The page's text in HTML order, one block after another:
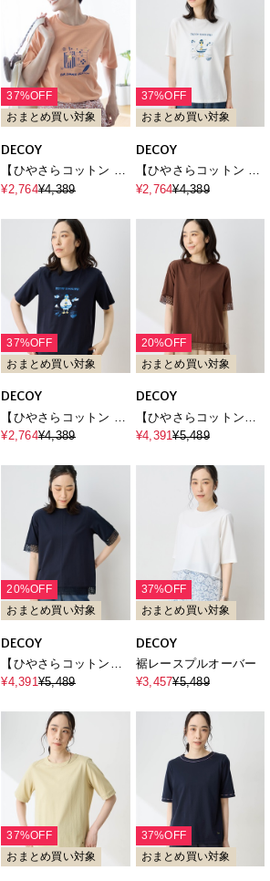
37%OFF
おまとめ買い対象
DECOY
【ひやさらコットン ト
ムさんコラボ】コイく
100％・接触冷感・UV
¥2,764¥4,389
37%OFF
おまとめ買い対象
DECOY
【ひやさらコットン ト
ムさんコラボ】コイく
100％・接触冷感・UV
カット】
¥2,764¥4,389
37%OFF
おまとめ買い対象
DECOY
【ひやさらコットン ト
ムさんコラボ】コイく
100％・接触冷感・UV
カット】
¥2,764¥4,389
20%OFF
おまとめ買い対象
DECOY
【ひやさらコットン】
レースドッキングTシャ
感・UVカット】
¥4,391¥5,489
20%OFF
おまとめ買い対象
DECOY
【ひやさらコットン】
レースドッキングTシャ
感・UVカット】
¥4,391¥5,489
37%OFF
おまとめ買い対象
DECOY
裾レースプルオーバー
¥3,457¥5,489
37%OFF
おまとめ買い対象
37%OFF
おまとめ買い対象